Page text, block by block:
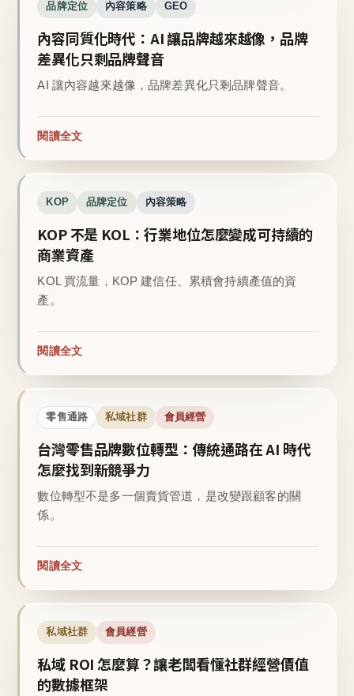
品牌定位 內容策略 GEO
內容同質化時代：AI 讓品牌越來越像，品牌
差異化只剩品牌聲音
AI 讓內容越來越像，品牌差異化只剩品牌聲音。
閱讀全文
KOP 品牌定位 內容策略
KOP 不是 KOL：行業地位怎麼變成可持續的
商業資產
KOL 買流量，KOP 建信任、累積會持續產值的資
產。
閱讀全文
零售通路 私域社群 會員經營
台灣零售品牌數位轉型：傳統通路在 AI 時代
怎麼找到新競爭力
數位轉型不是多一個賣貨管道，是改變跟顧客的關
係。
閱讀全文
私域社群 會員經營
私域 ROI 怎麼算？讓老闆看懂社群經營價值
的數據框架